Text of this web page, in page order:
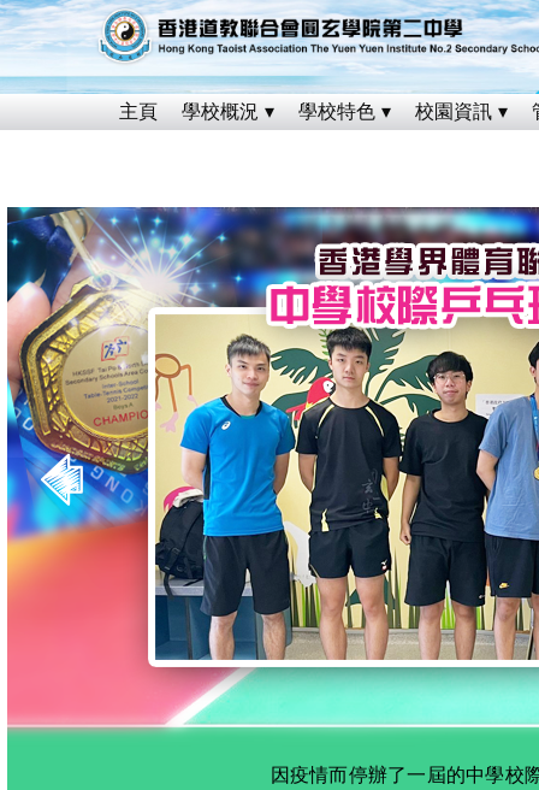
主頁 學校概況 學校特色 校園資訊
因疫情而停辦了一屆的中學校